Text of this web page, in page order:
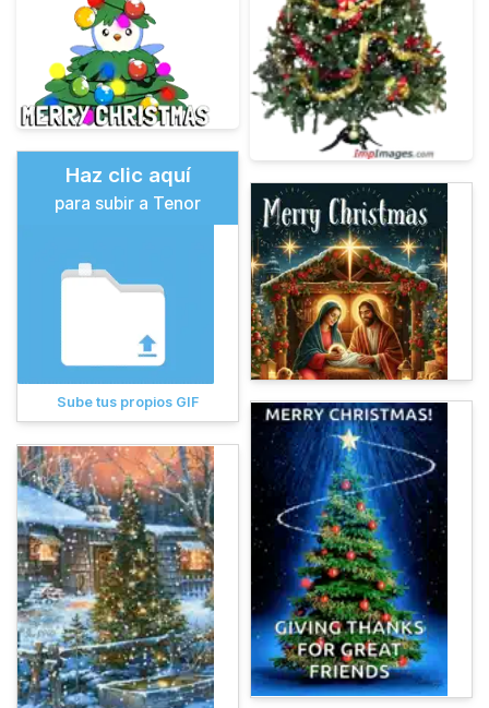
Haz clic aquí
para subir a Tenor
Sube tus propios GIF